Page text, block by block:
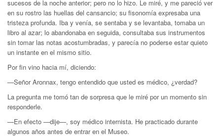
sucesos de la noche anterior; pero no lo hizo. Le miré, y me pareció ver
en su rostro las huellas del cansancio; su fisonomía expresaba una
tristeza profunda. Iba y venía, se sentaba y se levantaba, tomaba un
libro al azar; lo abandonaba en seguida, consultaba sus instrumentos
sin tomar las notas acostumbradas, y parecía no poderse estar quieto
un instante en el mismo sitio.
Por fin vino hacia mí, diciendo:
—Señor Aronnax, tengo entendido que usted es médico, ¿verdad?
La pregunta me tomó tan de sorpresa que le miré por un momento sin
responderle.
—En efecto —dije—, soy médico internista. He practicado durante
algunos años antes de entrar en el Museo.